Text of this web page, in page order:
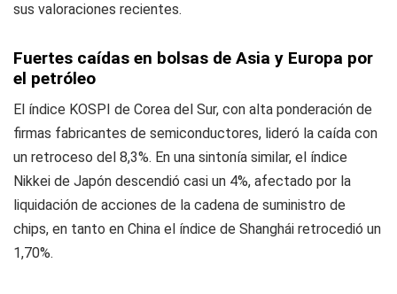
sus valoraciones recientes.
Fuertes caídas en bolsas de Asia y Europa por
el petróleo
El índice KOSPI de Corea del Sur, con alta ponderación de
firmas fabricantes de semiconductores, lideró la caída con
un retroceso del 8,3%. En una sintonía similar, el índice
Nikkei de Japón descendió casi un 4%, afectado por la
liquidación de acciones de la cadena de suministro de
chips, en tanto en China el índice de Shanghái retrocedió un
1,70%.